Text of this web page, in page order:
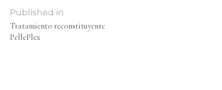
Published in
Tratamiento reconstituyente
PellePlex